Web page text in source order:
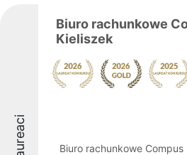
Laureaci
Biuro rachunkowe
Kieliszek
Biuro rachunkowe Compus